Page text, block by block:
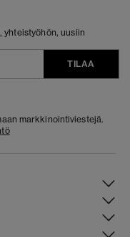
yhteistyöhön, uusiin
TILAA
markkinointiviestejä.